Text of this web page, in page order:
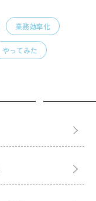
業務効率化
やってみた